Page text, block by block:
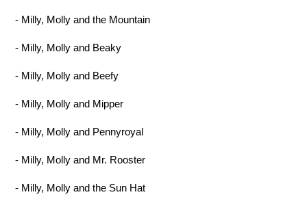
- Milly, Molly and the Mountain
- Milly, Molly and Beaky
- Milly, Molly and Beefy
- Milly, Molly and Mipper
- Milly, Molly and Pennyroyal
- Milly, Molly and Mr. Rooster
- Milly, Molly and the Sun Hat